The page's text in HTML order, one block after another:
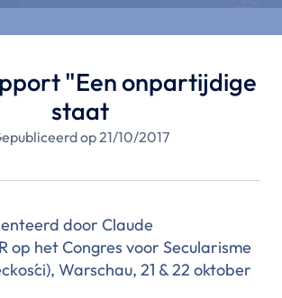
"Een onpartijdige
staat
op 21/10/2017
door Claude
op het Congres voor Secularisme
Warschau, 21 & 22 oktober